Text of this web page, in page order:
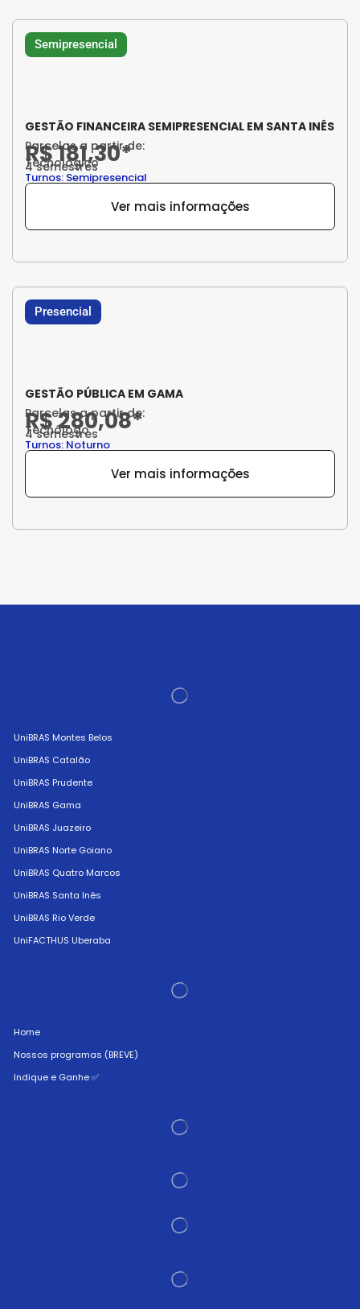
Semipresencial
GESTÃO FINANCEIRA SEMIPRESENCIAL EM SANTA INÊS
Parcelas a partir de:
R$ 181,30*
Tecnológico
4 semestres
Turnos: Semipresencial
Ver mais informações
Presencial
GESTÃO PÚBLICA EM GAMA
Parcelas a partir de:
R$ 280,08*
Tecnólogo
4 semestres
Turnos: Noturno
Ver mais informações
UniBRAS Montes Belos
UniBRAS Catalão
UniBRAS Prudente
UniBRAS Gama
UniBRAS Juazeiro
UniBRAS Norte Goiano
UniBRAS Quatro Marcos
UniBRAS Santa Inês
UniBRAS Rio Verde
UniFACTHUS Uberaba
Home
Nossos programas (BREVE)
Indique e Ganhe ✅